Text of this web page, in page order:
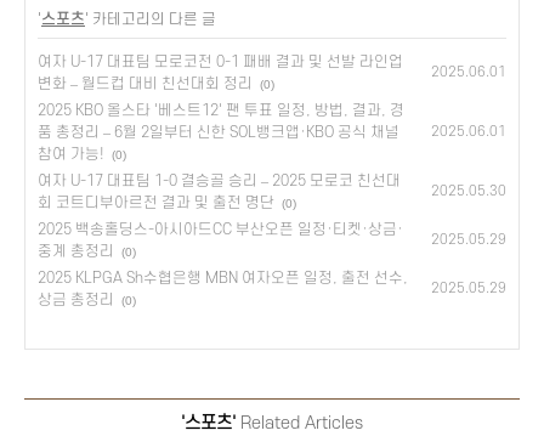
'스포츠' 카테고리의 다른 글
여자 U-17 대표팀 모로코전 0-1 패배 결과 및 선발 라인업
변화 – 월드컵 대비 친선대회 정리
(0)
2025.06.01
2025 KBO 올스타 '베스트12' 팬 투표 일정, 방법, 결과, 경
품 총정리 – 6월 2일부터 신한 SOL뱅크앱·KBO 공식 채널
참여 가능!
(0)
2025.06.01
여자 U-17 대표팀 1-0 결승골 승리 – 2025 모로코 친선대
회 코트디부아르전 결과 및 출전 명단
(0)
2025.05.30
2025 백송홀딩스-아시아드CC 부산오픈 일정·티켓·상금·
중계 총정리
(0)
2025.05.29
2025 KLPGA Sh수협은행 MBN 여자오픈 일정, 출전 선수,
상금 총정리
(0)
2025.05.29
'스포츠' Related Articles